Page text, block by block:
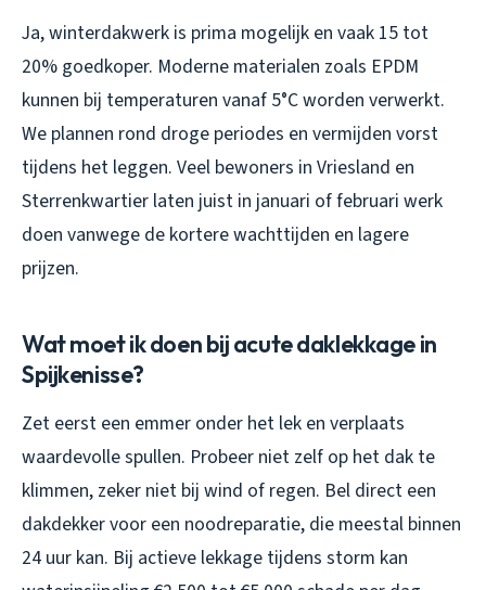
Ja, winterdakwerk is prima mogelijk en vaak 15 tot
20% goedkoper. Moderne materialen zoals EPDM
kunnen bij temperaturen vanaf 5°C worden verwerkt.
We plannen rond droge periodes en vermijden vorst
tijdens het leggen. Veel bewoners in Vriesland en
Sterrenkwartier laten juist in januari of februari werk
doen vanwege de kortere wachttijden en lagere
prijzen.
Wat moet ik doen bij acute daklekkage in
Spijkenisse?
Zet eerst een emmer onder het lek en verplaats
waardevolle spullen. Probeer niet zelf op het dak te
klimmen, zeker niet bij wind of regen. Bel direct een
dakdekker voor een noodreparatie, die meestal binnen
24 uur kan. Bij actieve lekkage tijdens storm kan